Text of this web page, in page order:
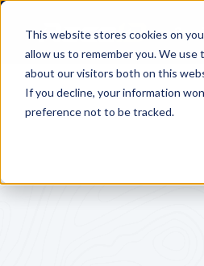
This website stores cookies on
allow us to remember you. We
about our visitors both on this
If you decline, your information
preference not to be tracked.